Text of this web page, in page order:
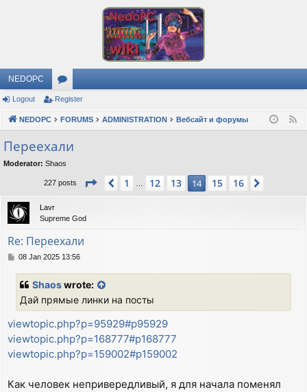
NEDOPC
or
u
s
Logout Register
NEDOPC FORUMS ADMINISTRATION Вебсайт и форумы
Переехали
Moderator: Shaos
227 posts Page 14 of 16
Previous
1 12 13 14 15 16
Lavr
Supreme God
Re: Переехали
P08 Jan 2025 13:56
Shaoswrote:
Дай прямые линки на посты
viewtopic.php?p=95929#p95929
viewtopic.php?p=168777#p168777
viewtopic.php?p=159002#p159002
Как человек непривередливый, я для начала поменял